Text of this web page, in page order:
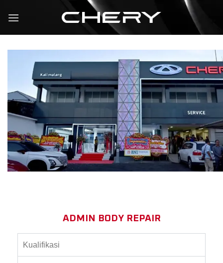
ADMIN BODY REPAIR
Kualifikasi